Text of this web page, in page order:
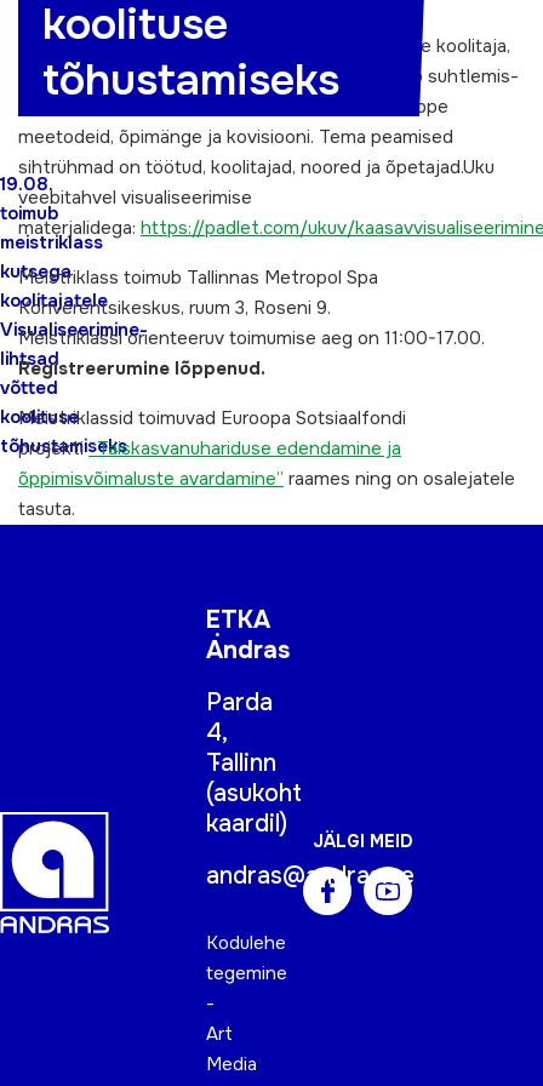
19.08.
toimub
meistriklass
kutsega
koolitajatele
Visualiseerimine-
lihtsad
võtted
koolituse
tõhustamiseks
koolituse
tõhustamiseks
Meistriklassi viib läbi Uku Visnapuu (täiskasvanute koolitaja,
tase 7).Uku koolitab aastast 1999. Ta keskendub suhtlemis-
ja koostööoskustele, kasutab mitteformaalse õppe
meetodeid, õpimänge ja kovisiooni. Tema peamised
sihtrühmad on töötud, koolitajad, noored ja õpetajad.Uku
veebitahvel visualiseerimise
materjalidega: https://padlet.com/ukuv/
Meistriklass toimub Tallinnas Metropol Spa
Konverentsikeskus, ruum 3, Roseni 9.
Meistriklassi orienteeruv toimumise aeg on 11:00-17.00.
Registreerumine lõppenud.
Meistriklassid toimuvad Euroopa Sotsiaalfondi
projekti“Täiskasvanuhariduse edendamine ja
õppimisvõimaluste avardamine” raames ning on osalejatele
tasuta.
ETKA
Andras
Parda
4,
Tallinn
(asukoht
kaardil)
andras@andras.ee
Kodulehe
tegemine
-
Art
Media
JÄLGI MEID